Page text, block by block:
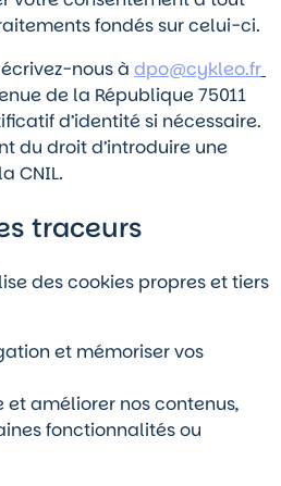
fondés sur celui-ci.
nous à dpo@cykleo.fr
de la République 75011
d’identité si nécessaire.
du droit d’introduire une
CNIL.
traceurs
des cookies propres et tiers
et mémoriser vos
et améliorer nos contenus,
fonctionnalités ou